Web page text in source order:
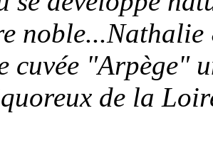
noble...Nathalie
cuvée "Arpège"
de la